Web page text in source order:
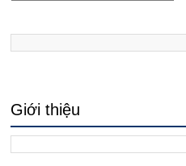
Giới thiệu